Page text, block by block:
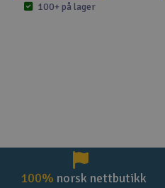
100+ på lager
100% norsk nettbutikk